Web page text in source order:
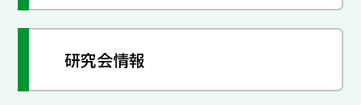
研究会情報